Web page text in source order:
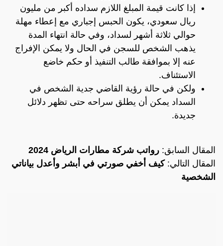
إذا كانت قيمة المبلغ اللازم سداده أكبر من مليون
ريال سعودي، يكون الحبس إجباري مع إعطاء مهلة
حوالي ثلاثة أشهر لسداد، وفي حالة انتهاء المدة
يذهب الشخص للسجن في الحال ولا يمكن الإفراج
عنه إلا بموافقة طالب التنفيذ أو حكم خاضع
الاستئناف.
ولكن في حالة رؤية القاضي جدية الشخص في
السداد يمكن أن يطلق سراحه حتى تظهر دلائل
جديدة.
المقال السابق: رواتب شركة مطارات الرياض 2024
المقال التالي:كيف أخفي صورتي في أبشر وأعدل بياناتي
الشخصية